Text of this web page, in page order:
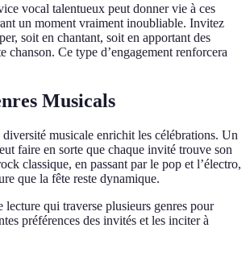
vocal talentueux peut donner vie à ces
un moment vraiment inoubliable. Invitez
soit en chantant, soit en apportant des
chanson. Ce type d’engagement renforcera
Musicals
musicale enrichit les célébrations. Un
faire en sorte que chaque invité trouve son
classique, en passant par le pop et l’électro,
que la fête reste dynamique.
lecture qui traverse plusieurs genres pour
préférences des invités et les inciter à